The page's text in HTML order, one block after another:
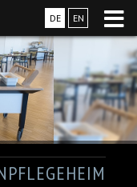
DE EN